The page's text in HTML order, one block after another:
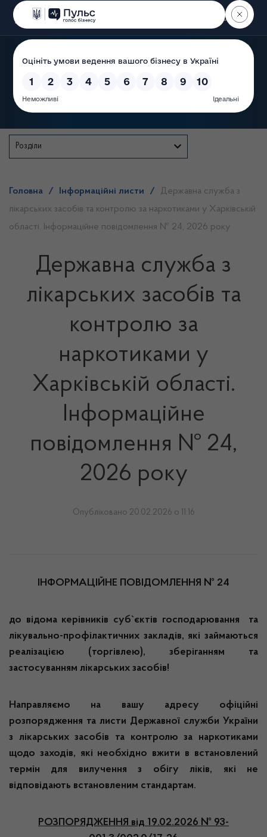
Пошук
Розділи
Головна / Інформаційні листи /
Державна служба з
лікарських засобів та контролю за наркотиками у Харківській
області. Інформаційне повідомлення № 24, 2026 року
Державна служба з
лікарських засобів та
контролю за
наркотиками у
Харківській області.
Інформаційне
повідомлення № 24,
2026 року
Опубліковано 20.02.2026 о 11:16
ІНФОРМАЦІЙНЕ ПОВІДОМЛЕННЯ № 24
до відома керівників суб`єктів господарювання та
лікувально-профілактичних закладів, які займаються
реалізацією (торгівлею), зберіганням та
застосуванням лікарських засобів!
Направляємо на вашу адресу офіційні
розпорядження та листи Державної служби України
з лікарських засобів та контролю за наркотиками
щодо заходів, які необхідно вжити в встановлений
термін для вилучення з обігу ліків, які не
відповідають встановленим стандартам.
РОЗПОРЯДЖЕННЯ від 19.02.2026 № 93-